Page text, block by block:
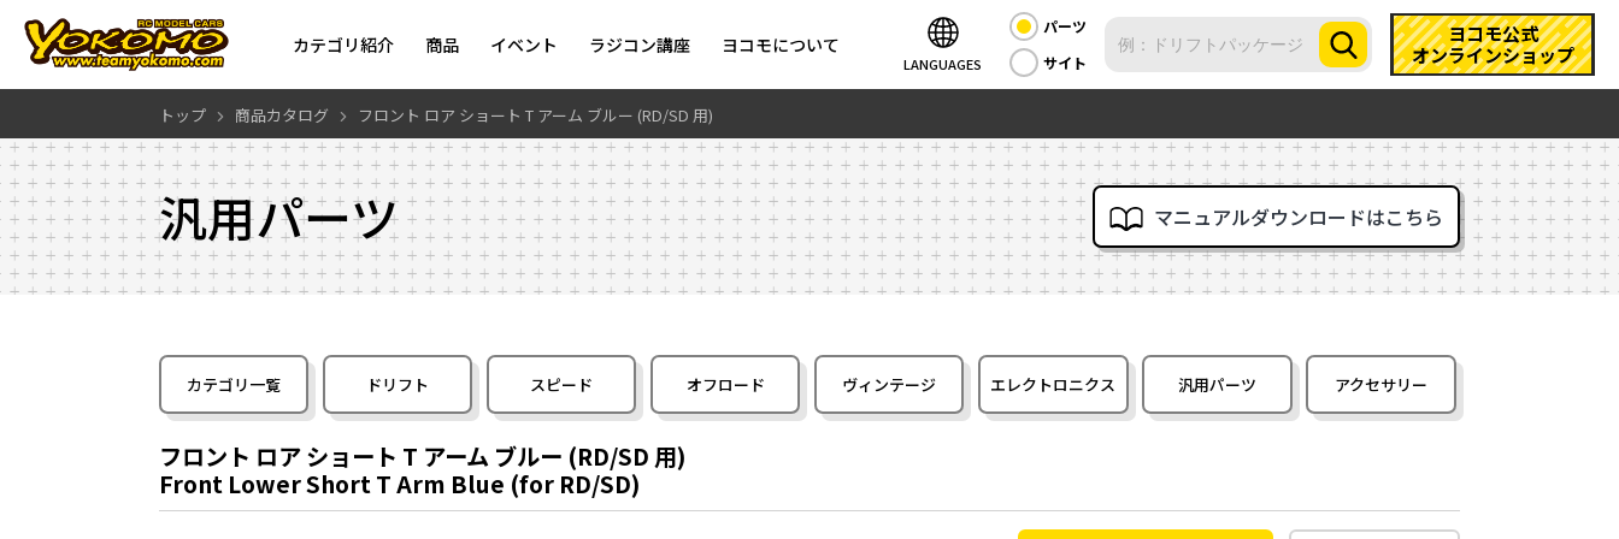
カテゴリ紹介 商品 イベント ラジコン講座 ヨコモについて
LANGUAGES
パーツ
サイト
ヨコモ公式
オンラインショップ
トップ 商品カタログ フロント ロア ショート T アーム ブルー (RD/SD 用)
汎用パーツ マニュアルダウンロードはこちら
カテゴリ一覧 ドリフト スピード オフロード ヴィンテージ エレクトロニクス 汎用パーツ アクセサリー
フロント ロア ショート T アーム ブルー (RD/SD 用)
Front Lower Short T Arm Blue (for RD/SD)